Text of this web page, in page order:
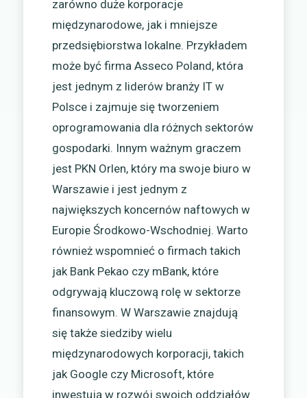
zarówno duże korporacje
międzynarodowe, jak i mniejsze
przedsiębiorstwa lokalne. Przykładem
może być firma Asseco Poland, która
jest jednym z liderów branży IT w
Polsce i zajmuje się tworzeniem
oprogramowania dla różnych sektorów
gospodarki. Innym ważnym graczem
jest PKN Orlen, który ma swoje biuro w
Warszawie i jest jednym z
największych koncernów naftowych w
Europie Środkowo-Wschodniej. Warto
również wspomnieć o firmach takich
jak Bank Pekao czy mBank, które
odgrywają kluczową rolę w sektorze
finansowym. W Warszawie znajdują
się także siedziby wielu
międzynarodowych korporacji, takich
jak Google czy Microsoft, które
inwestują w rozwój swoich oddziałów